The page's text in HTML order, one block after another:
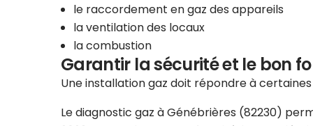
le raccordement en gaz des appareils
la ventilation des locaux
la combustion
Garantir la sécurité et le bon
Une installation gaz doit répondre à
Le diagnostic gaz à Génébrières (82230)